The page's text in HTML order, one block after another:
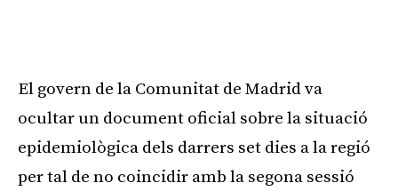
El govern de la Comunitat de Madrid va
ocultar un document oficial sobre la situació
epidemiològica dels darrers set dies a la regió
per tal de no coincidir amb la segona sessió